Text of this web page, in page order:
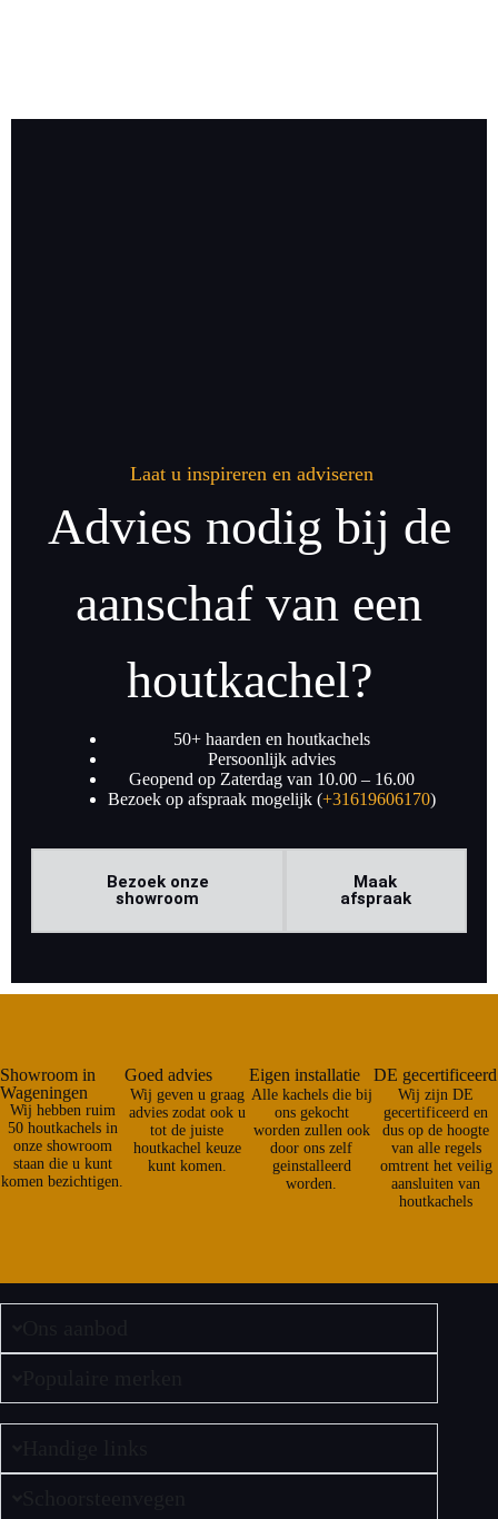
Laat u inspireren en adviseren
Advies nodig bij de
aanschaf van een
houtkachel?
50+ haarden en houtkachels
Persoonlijk advies
Geopend op Zaterdag van 10.00 – 16.00
Bezoek op afspraak mogelijk (+31619606170)
Bezoek onze
showroom
Maak
afspraak
Showroom in
Wageningen
Wij hebben ruim
50 houtkachels in
onze showroom
staan die u kunt
komen bezichtigen.
Goed advies
Wij geven u graag
advies zodat ook u
tot de juiste
houtkachel keuze
kunt komen.
Eigen installatie
Alle kachels die bij
ons gekocht
worden zullen ook
door ons zelf
geinstalleerd
worden.
DE gecertificeerd
Wij zijn DE
gecertificeerd en
dus op de hoogte
van alle regels
omtrent het veilig
aansluiten van
houtkachels